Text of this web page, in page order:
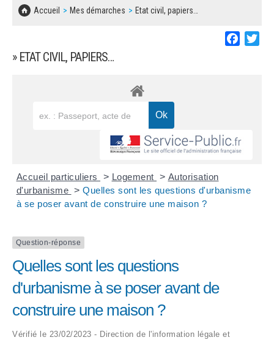
Accueil Mes démarches Etat civil, papiers…
» ETAT CIVIL, PAPIERS…
Accueil particuliers > Logement > Autorisation
d'urbanisme > Quelles sont les questions d'urbanisme
à se poser avant de construire une maison ?
Question-réponse
Quelles sont les questions
d'urbanisme à se poser avant de
construire une maison ?
Vérifié le 23/02/2023 - Direction de l'information légale et
CONCERTATIONS PUBLIQUES
SOLIDARITÉ, LOGEMENT
DECHETS
BESOIN D'UNE AIDE ?
LES ASSOCIATIONS
MARCHÉS PUBLICS
REGLEMENT LOCAL DE PUBLICITÉ
DECLARATION DE DEMARCHAGE
DOSSIER DE DEMANDE DE SUBVENTION
DEMANDE DE PRÊT DE MATERIEL
FICHE D'ORGANISATION MANIFESTATION
PLAN D'ACTION MUNICIPAL
ARRÊTÉS MUNICIPAUX
DÉLIBÉRATIONS